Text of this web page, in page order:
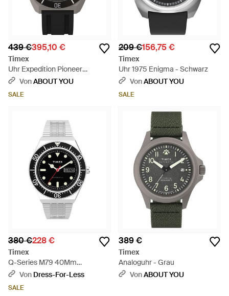
439 €395,10 €
Timex
Uhr Expedition Pioneer
Automatic - Schwarz
VonABOUT YOU
SALE
209 €156,75 €
Timex
Uhr 1975 Enigma - Schwarz
VonABOUT YOU
SALE
380 €228 €
Timex
Q-Series M79 40Mm
Automatikuhr - Mettallic
Von Dress-For-Less
SALE
389 €
Timex
Analoguhr - Grau
VonABOUT YOU